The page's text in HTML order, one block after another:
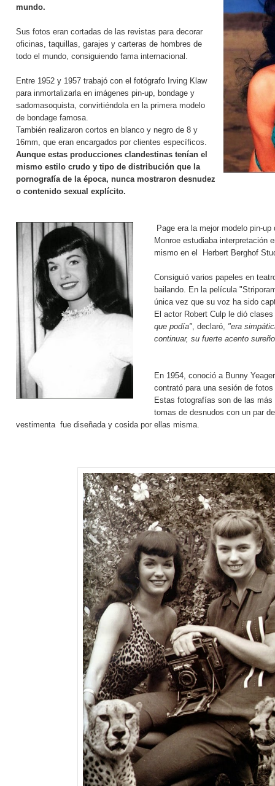
mundo.
Sus fotos eran cortadas de las revistas para decorar
oficinas, taquillas, garajes y carteras de hombres de
todo el mundo, consiguiendo fama internacional.
Entre 1952 y 1957 trabajó con el fotógrafo Irving Klaw
para inmortalizarla en imágenes pin-up, bondage y
sadomasoquista, convirtiéndola en la primera modelo
de bondage famosa.
También realizaron cortos en blanco y negro de 8 y
16mm, que eran encargados por clientes específicos.
Aunque estas producciones clandestinas tenían el
mismo estilo crudo y tipo de distribución que la
pornografía de la época, nunca mostraron desnudez
o contenido sexual explícito.
Page era la mejor modelo pin-
Monroe estudiaba interpretación
mismo en el Herbert Berghof
Consiguió varios papeles en
bailando. En la película "
única vez que su voz ha sido
El actor Robert Culp le dió
que podía" , declaró, "era
continuar, su fuerte acento
En 1954, conoció a Bunny
contrató para una sesión de
Estas fotografías son de las
tomas de desnudos con un par
vestimenta fue diseñada y cosida por ellas misma.